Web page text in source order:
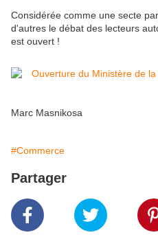
Considérée comme une secte
d'autres le débat des lecteurs
est ouvert !
Marc Masnikosa
#Commerce
Partager